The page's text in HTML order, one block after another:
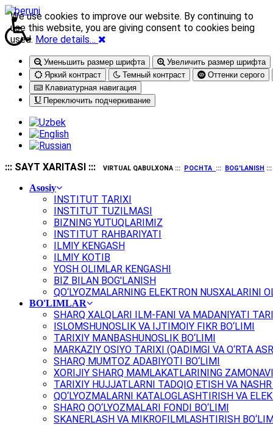
Уменьшить размер шрифта
Увеличить размер шрифта
Яркий контраст
Темный контраст
Оттенки серого
Клавиатурная навигация
Переключить подчеркивание
::: SAYT XARITASI ::: VIRTUAL QABULXONA ::: POCHTA ::: BOG'LANISH
Asosiy
INSTITUT TARIXI
INSTITUT TUZILMASI
BIZNING YUTUQLARIMIZ
INSTITUT RAHBARIYATI
ILMIY KENGASH
ILMIY KOTIB
YOSH OLIMLAR KENGASHI
BIZ BILAN BOG'LANISH
QO‘LYOZMALARNING ELEKTRON NUSXALARINI
BO'LIMLAR
SHARQ XALQLARI ILM-FANI VA MADANIYATI
ISLOMSHUNOSLIK VA IJTIMOIY FIKR BO‘LIMI
TARIXIY MANBASHUNOSLIK BO‘LIMI
MARKAZIY OSIYO TARIXI (QADIMGI VA O‘RTA
SHARQ MUMTOZ ADABIYOTI BO‘LIMI
XORIJIY SHARQ MAMLAKATLARINING
TARIXIY HUJJATLARNI TADQIQ ETISH VA
QO‘LYOZMALARNI KATALOGLASHTIRISH VA
SHARQ QO‘LYOZMALARI FONDI BO‘LIMI
SKANERLASH VA MIKROFILMLASHTIRISH
We use cookies to improve our website. By continuing to
use this website, you are giving consent to cookies being
used. More details…